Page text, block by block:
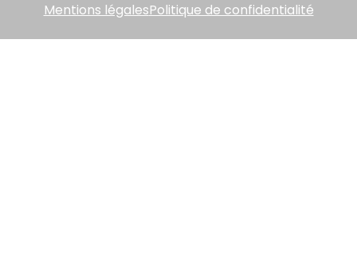
Mentions légalesPolitique de confidentialité